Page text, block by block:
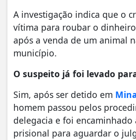
A investigação indica que o
vítima para roubar o
após a venda de um animal
município.
O suspeito já foi levado
Sim, após ser detido em
homem passou pelos
delegacia e foi encaminhado
prisional para aguardar o